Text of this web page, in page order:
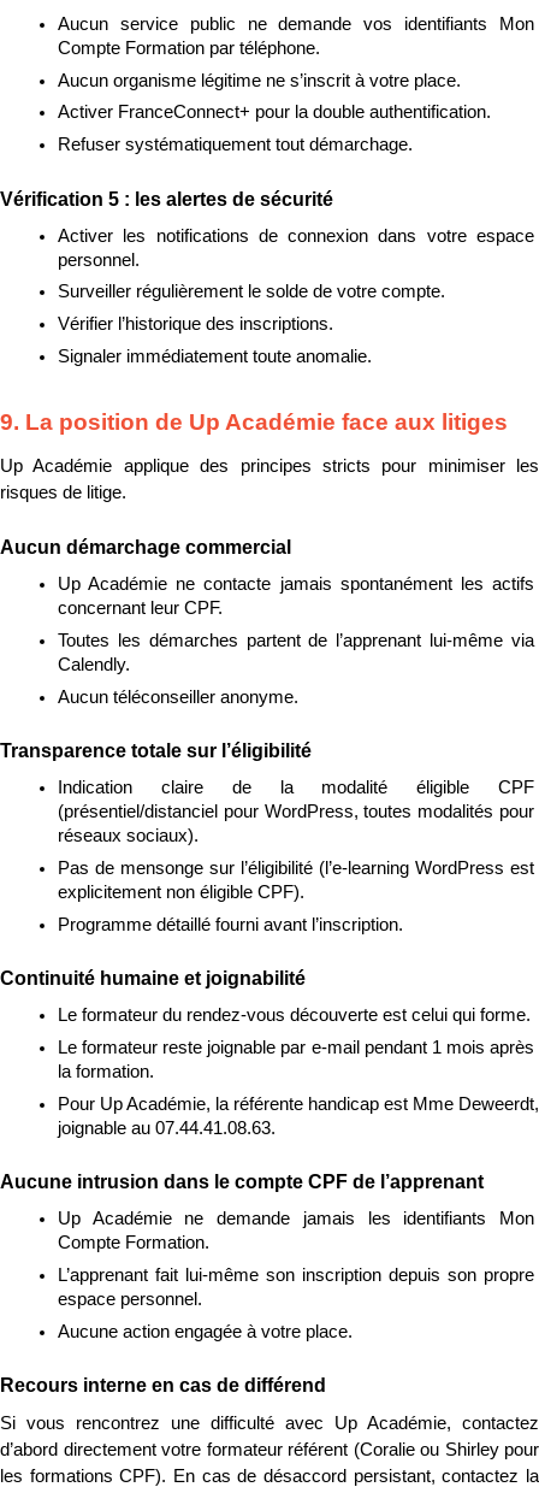
Aucun service public ne demande vos identifiants Mon
Compte Formation par téléphone.
Aucun organisme légitime ne s’inscrit à votre place.
Activer FranceConnect+ pour la double authentification.
Refuser systématiquement tout démarchage.
Vérification 5 : les alertes de sécurité
Activer les notifications de connexion dans votre espace
personnel.
Surveiller régulièrement le solde de votre compte.
Vérifier l’historique des inscriptions.
Signaler immédiatement toute anomalie.
9. La position de Up Académie face aux litiges
Up Académie applique des principes stricts pour minimiser les
risques de litige.
Aucun démarchage commercial
Up Académie ne contacte jamais spontanément les actifs
concernant leur CPF.
Toutes les démarches partent de l’apprenant lui-même via
Calendly.
Aucun téléconseiller anonyme.
Transparence totale sur l’éligibilité
Indication claire de la modalité éligible CPF
(présentiel/distanciel pour WordPress, toutes modalités pour
réseaux sociaux).
Pas de mensonge sur l’éligibilité (l’e-learning WordPress est
explicitement non éligible CPF).
Programme détaillé fourni avant l’inscription.
Continuité humaine et joignabilité
Le formateur du rendez-vous découverte est celui qui forme.
Le formateur reste joignable par e-mail pendant 1 mois après
la formation.
Pour Up Académie, la référente handicap est Mme Deweerdt,
joignable au 07.44.41.08.63.
Aucune intrusion dans le compte CPF de l’apprenant
Up Académie ne demande jamais les identifiants Mon
Compte Formation.
L’apprenant fait lui-même son inscription depuis son propre
espace personnel.
Aucune action engagée à votre place.
Recours interne en cas de différend
Si vous rencontrez une difficulté avec Up Académie, contactez
d’abord directement votre formateur référent (Coralie ou Shirley pour
les formations CPF). En cas de désaccord persistant, contactez la